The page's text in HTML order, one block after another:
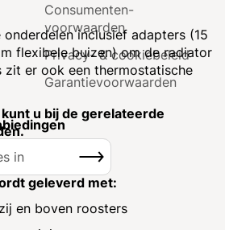
inclusief adapters (15
flexibele buizen) om de radiator
zit er ook een thermostatische
u bij de gerelateerde
geleverd met:
en boven roosters
Consumenten­
voorwaarden
Privacy- & cookiebeleid
Garantie­voorwaarden
Inschrijven